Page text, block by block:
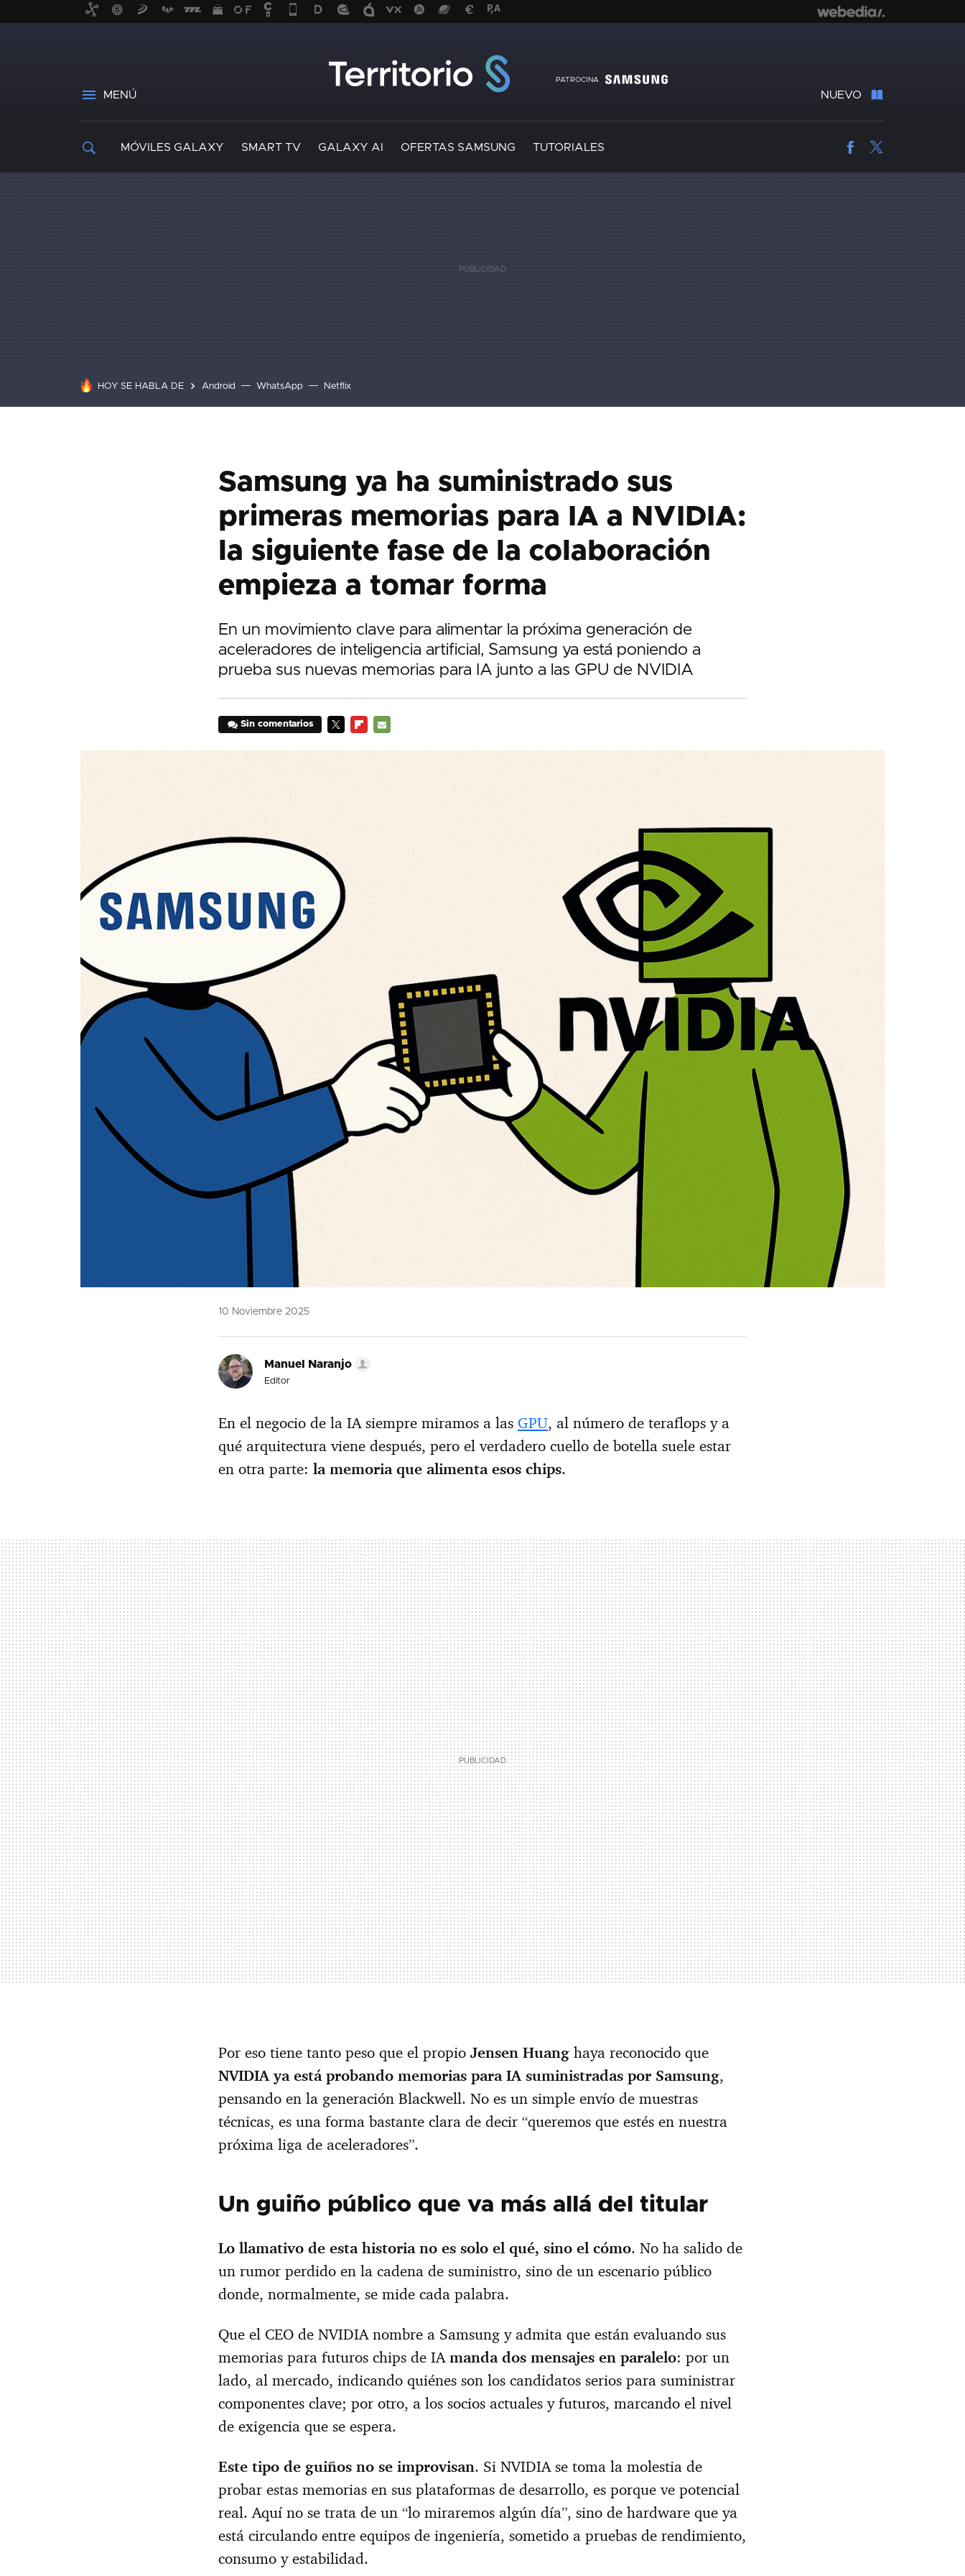
PATROCINA
MENÚ NUEVO
MÓVILES GALAXY SMART TV GALAXY AI OFERTAS SAMSUNG TUTORIALES Facebook
HOY SE HABLA DE Android WhatsApp Netflix
Samsung ya ha suministrado sus
primeras memorias para IA a NVIDIA:
la siguiente fase de la colaboración
empieza a tomar forma
En un movimiento clave para alimentar la próxima generación de
aceleradores de inteligencia artificial, Samsung ya está poniendo a
prueba sus nuevas memorias para IA junto a las GPU de NVIDIA
Sin comentarios
10 Noviembre 2025
Manuel Naranjo
Editor
En el negocio de la IA siempre miramos a las GPU, al número de teraflops y a
qué arquitectura viene después, pero el verdadero cuello de botella suele estar
en otra parte: la memoria que alimenta esos chips.
Por eso tiene tanto peso que el propio Jensen Huang haya reconocido que
NVIDIA ya está probando memorias para IA suministradas por Samsung,
pensando en la generación Blackwell. No es un simple envío de muestras
técnicas, es una forma bastante clara de decir “queremos que estés en nuestra
próxima liga de aceleradores”.
Un guiño público que va más allá del titular
Lo llamativo de esta historia no es solo el qué, sino el cómo. No ha salido de
un rumor perdido en la cadena de suministro, sino de un escenario público
donde, normalmente, se mide cada palabra.
Que el CEO de NVIDIA nombre a Samsung y admita que están evaluando sus
memorias para futuros chips de IA manda dos mensajes en paralelo: por un
lado, al mercado, indicando quiénes son los candidatos serios para suministrar
componentes clave; por otro, a los socios actuales y futuros, marcando el nivel
de exigencia que se espera.
Este tipo de guiños no se improvisan. Si NVIDIA se toma la molestia de
probar estas memorias en sus plataformas de desarrollo, es porque ve potencial
real. Aquí no se trata de un “lo miraremos algún día”, sino de hardware que ya
está circulando entre equipos de ingeniería, sometido a pruebas de rendimiento,
consumo y estabilidad.